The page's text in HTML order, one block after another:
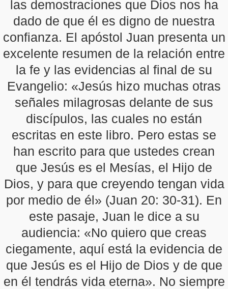
las demostraciones que Dios nos ha
dado de que él es digno de nuestra
confianza. El apóstol Juan presenta un
excelente resumen de la relación entre
la fe y las evidencias al final de su
Evangelio: «Jesús hizo muchas otras
señales milagrosas delante de sus
discípulos, las cuales no están
escritas en este libro. Pero estas se
han escrito para que ustedes crean
que Jesús es el Mesías, el Hijo de
Dios, y para que creyendo tengan vida
por medio de él» (Juan 20: 30-31). En
este pasaje, Juan le dice a su
audiencia: «No quiero que creas
ciegamente, aquí está la evidencia de
que Jesús es el Hijo de Dios y de que
en él tendrás vida eterna». No siempre